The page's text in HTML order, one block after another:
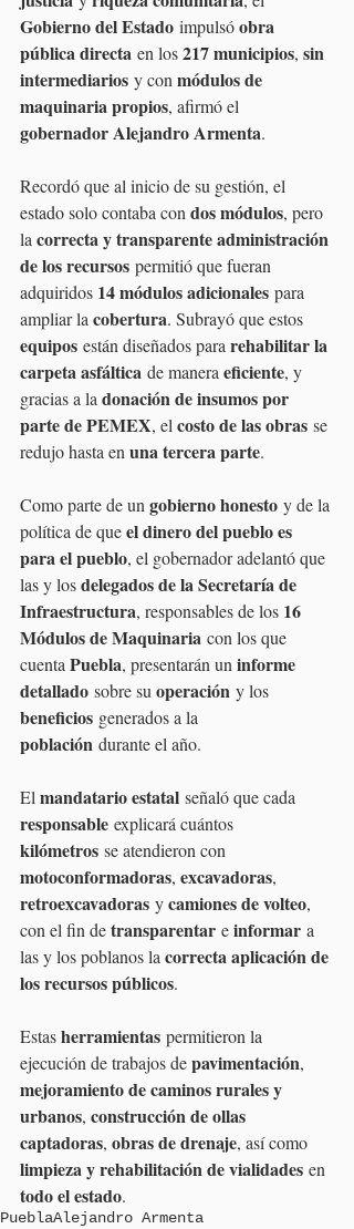
Gobierno del Estado impulsó obra
pública directa en los 217 municipios, sin
intermediarios y con módulos de
maquinaria propios, afirmó el
gobernador Alejandro Armenta.
Recordó que al inicio de su gestión, el
estado solo contaba con dos módulos, pero
la correcta y transparente administración
de los recursos permitió que fueran
adquiridos 14 módulos adicionales para
ampliar la cobertura. Subrayó que estos
equipos están diseñados para rehabilitar la
carpeta asfáltica de manera eficiente, y
gracias a la donación de insumos por
parte de PEMEX, el costo de las obras se
redujo hasta en una tercera parte.
Como parte de un gobierno honesto y de la
política de que el dinero del pueblo es
para el pueblo, el gobernador adelantó que
las y los delegados de la Secretaría de
Infraestructura, responsables de los 16
Módulos de Maquinaria con los que
cuenta Puebla, presentarán un informe
detallado sobre su operación y los
beneficios generados a la
población durante el año.
El mandatario estatal señaló que cada
responsable explicará cuántos
kilómetros se atendieron con
motoconformadoras, excavadoras,
retroexcavadoras y camiones de volteo,
con el fin de transparentar e informar a
las y los poblanos la correcta aplicación de
los recursos públicos.
Estas herramientas permitieron la
ejecución de trabajos de pavimentación,
mejoramiento de caminos rurales y
urbanos, construcción de ollas
captadoras, obras de drenaje, así como
limpieza y rehabilitación de vialidades en
todo el estado.
PueblaAlejandro Armenta